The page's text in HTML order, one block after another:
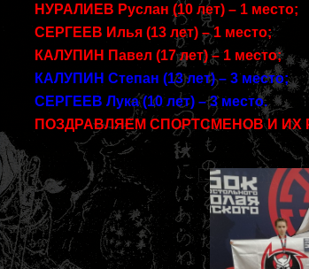
НУРАЛИЕВ Руслан (10 лет) – 1 место;
СЕРГЕЕВ Илья (13 лет) – 1 место;
КАЛУПИН Павел (17 лет) – 1 место;
КАЛУПИН Степан (13 лет) – 3 место;
СЕРГЕЕВ Лука (10 лет) – 3 место.
ПОЗДРАВЛЯЕМ СПОРТСМЕНОВ И ИХ